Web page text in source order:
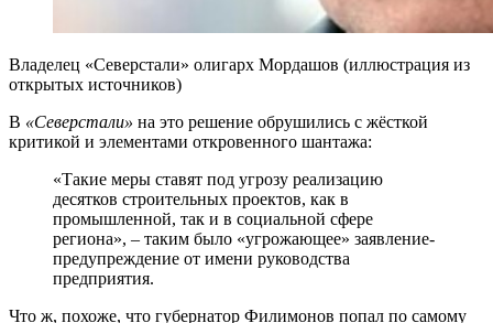
Владелец «Северстали» олигарх Мордашов (иллюстрация из
открытых источников)
В «Северстали» на это решение обрушились с жёсткой
критикой и элементами откровенного шантажа:
«Такие меры ставят под угрозу реализацию
десятков строительных проектов, как в
промышленной, так и в социальной сфере
региона», – таким было «угрожающее» заявление-
предупреждение от имени руководства
предприятия.
Что ж, похоже, что губернатор Филимонов попал по самому